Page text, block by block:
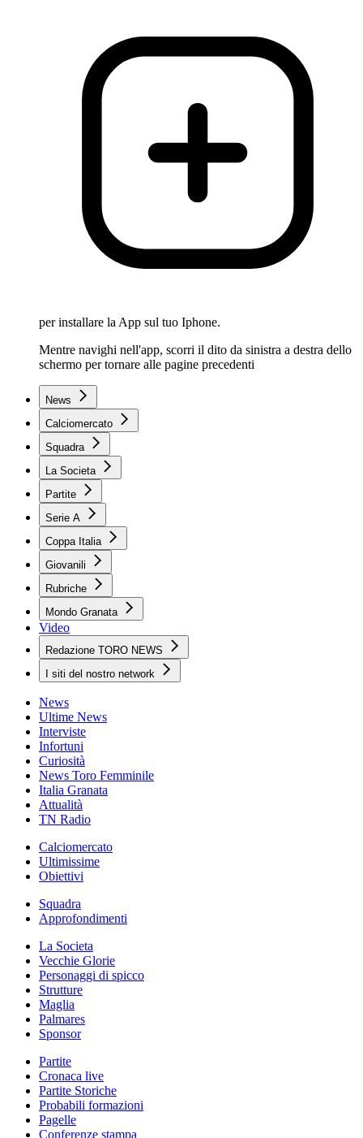
per installare la App sul tuo Iphone.
Mentre navighi nell'app, scorri il dito da sinistra a destra dello
schermo per tornare alle pagine precedenti
News
Calciomercato
Squadra
La Societa
Partite
Serie A
Coppa Italia
Giovanili
Rubriche
Mondo Granata
Video
Redazione TORO NEWS
I siti del nostro network
News
Ultime News
Interviste
Infortuni
Curiosità
News Toro Femminile
Italia Granata
Attualità
TN Radio
Calciomercato
Ultimissime
Obiettivi
Squadra
Approfondimenti
La Societa
Vecchie Glorie
Personaggi di spicco
Strutture
Maglia
Palmares
Sponsor
Partite
Cronaca live
Partite Storiche
Probabili formazioni
Pagelle
Conferenze stampa